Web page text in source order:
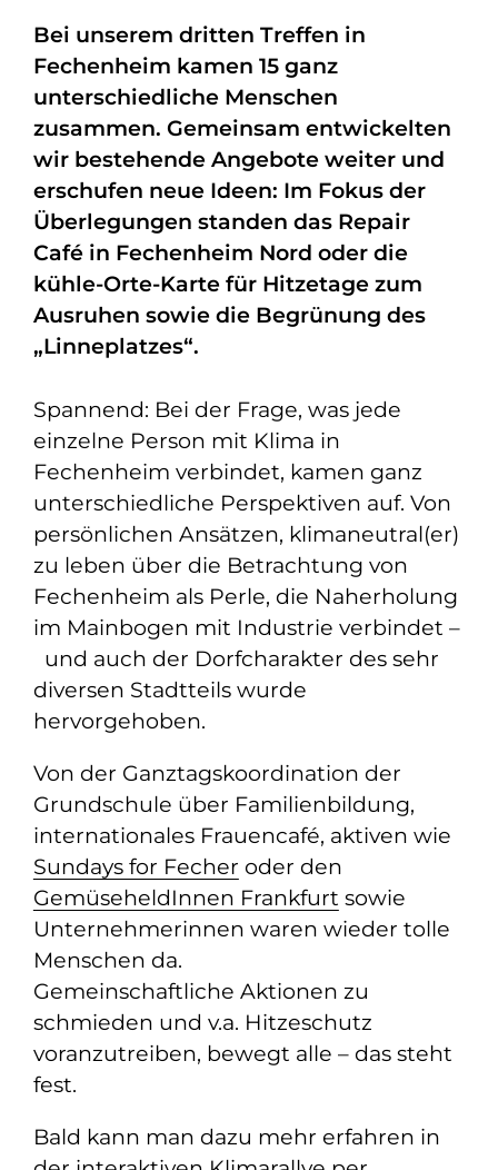
Bei unserem dritten Treffen in
Fechenheim kamen 15 ganz
unterschiedliche Menschen
zusammen. Gemeinsam entwickelten
wir bestehende Angebote weiter und
erschufen neue Ideen: Im Fokus der
Überlegungen standen das Repair
Café in Fechenheim Nord oder die
kühle-Orte-Karte für Hitzetage zum
Ausruhen sowie die Begrünung des
„Linneplatzes“.
Spannend: Bei der Frage, was jede
einzelne Person mit Klima in
Fechenheim verbindet, kamen ganz
unterschiedliche Perspektiven auf. Von
persönlichen Ansätzen, klimaneutral(er)
zu leben über die Betrachtung von
Fechenheim als Perle, die Naherholung
im Mainbogen mit Industrie verbindet –
und auch der Dorfcharakter des sehr
diversen Stadtteils wurde
hervorgehoben.
Von der Ganztagskoordination der
Grundschule über Familienbildung,
internationales Frauencafé, aktiven wie
Sundays for Fecher oder den
GemüseheldInnen Frankfurt sowie
Unternehmerinnen waren wieder tolle
Menschen da.
Gemeinschaftliche Aktionen zu
schmieden und v.a. Hitzeschutz
voranzutreiben, bewegt alle – das steht
fest.
Bald kann man dazu mehr erfahren in